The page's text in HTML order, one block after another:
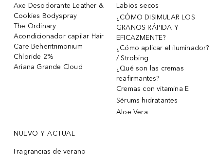
Axe Desodorante Leather &
Cookies Bodyspray
The Ordinary
Acondicionador capilar Hair
Care Behentrimonium
Chloride 2%
Ariana Grande Cloud
Labios secos
¿CÓMO DISIMULAR LOS
GRANOS RÁPIDA Y
EFICAZMENTE?
¿Cómo aplicar el iluminador?
/ Strobing
¿Qué son las cremas
reafirmantes?
Cremas con vitamina E
Sérums hidratantes
Aloe Vera
NUEVO Y ACTUAL
Fragrancias de verano